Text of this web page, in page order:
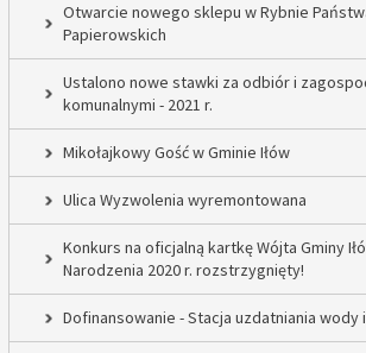
Otwarcie nowego sklepu w Rybnie
Papierowskich
Ustalono nowe stawki za odbiór i
komunalnymi - 2021 r.
Mikołajkowy Gość w Gminie Iłów
Ulica Wyzwolenia wyremontowana
Konkurs na oficjalną kartkę Wójta Gminy
Narodzenia 2020 r. rozstrzygnięty!
Dofinansowanie - Stacja uzdatniania wody